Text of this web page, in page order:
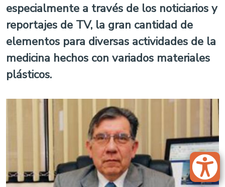
especialmente a través de los noticiarios y
reportajes de TV, la gran cantidad de
elementos para diversas actividades de la
medicina hechos con variados materiales
plásticos.